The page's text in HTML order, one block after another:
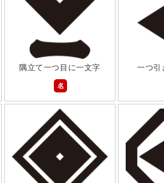
隅立て一つ目に一文字
名
一つ引